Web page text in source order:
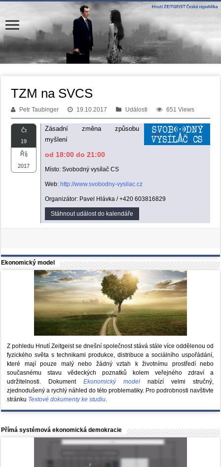
TZM na SVCS
Petr Taubinger 19.10.2017 Události 651 Views
Čt
19
Říj
2017
Zásadní změna způsobu
myšlení
od 18:00 do 21:00
Místo: Svobodný vysílač CS
Web: http://www.svobodny-vysilac.cz
Organizátor: Pavel Hlávka / +420 603816829
Stáhnout událost do kalendáře
Ekonomický model
Z pohledu Hnutí Zeitgeist se dnešní společnost stává stále více oddělenou od
fyzického světa s technikami produkce, distribuce a sociálního uspořádání,
které mají pouze malý nebo žádný vztah k životnímu prostředí nebo
současnému stavu vědeckých poznatků kolem veřejného zdraví a
udržitelnosti. DokumentEkonomický model nabízí velmi stručný,
zjednodušený a rychlý náhled do této problematiky. Pro podrobnosti navštivte
stránku Textové dokumenty ke studiu.
Přímá systémová ekonomická demokracie